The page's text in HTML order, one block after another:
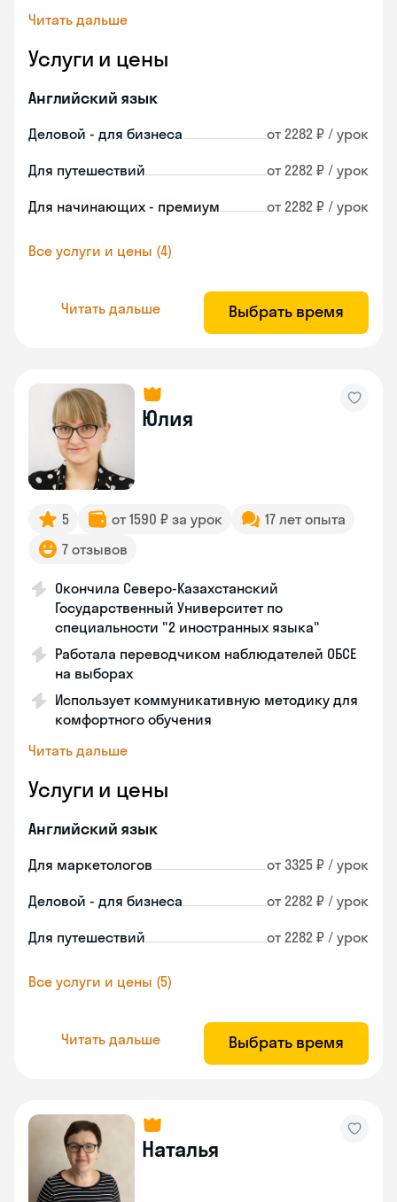
Читать дальше
Услуги и цены
Английский язык
Деловой - для бизнеса от 2282 ₽ / урок
Для путешествий от 2282 ₽ / урок
Для начинающих - премиум от 2282 ₽ / урок
Все услуги и цены (4)
Читать дальше Выбрать время
Юлия
5 от 1590 ₽ за урок
17 лет опыта
7 отзывов
Окончила Северо-Казахстанский
Государственный Университет по
специальности "2 иностранных языка"
Работала переводчиком наблюдателей ОБСЕ
на выборах
Использует коммуникативную методику для
комфортного обучения
Читать дальше
Услуги и цены
Английский язык
Для маркетологов от 3325 ₽ / урок
Деловой - для бизнеса от 2282 ₽ / урок
Для путешествий от 2282 ₽ / урок
Все услуги и цены (5)
Читать дальше Выбрать время
Наталья